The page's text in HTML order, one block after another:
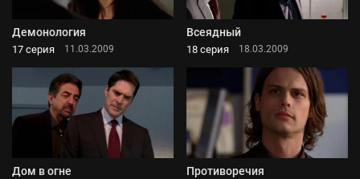
Демонология
17 серия 11.03.2009
Всеядный
18 серия 18.03.2009
Дом в огне Противоречия